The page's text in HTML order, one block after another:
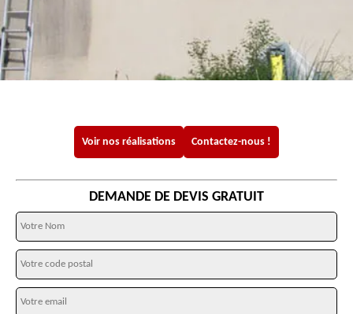
Voir nos réalisations Contactez-nous !
DEMANDE DE DEVIS GRATUIT